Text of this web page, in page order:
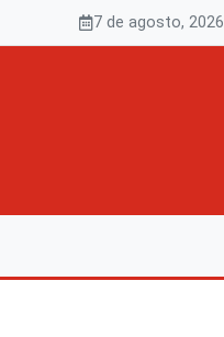
7 de agosto, 2026